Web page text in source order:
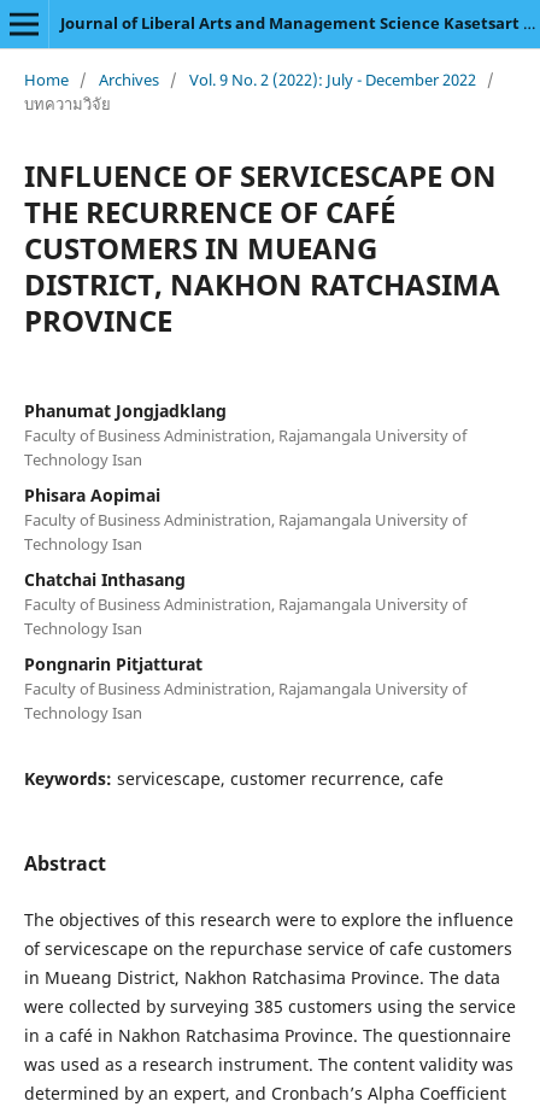
Journal of Liberal Arts and Management Science Kasetsart University
Home / Archives / Vol. 9 No. 2 (2022): July - December 2022 /
บทความวิจัย
INFLUENCE OF SERVICESCAPE ON
THE RECURRENCE OF CAFÉ
CUSTOMERS IN MUEANG
DISTRICT, NAKHON RATCHASIMA
PROVINCE
Phanumat Jongjadklang
Faculty of Business Administration, Rajamangala University of
Technology Isan
Phisara Aopimai
Faculty of Business Administration, Rajamangala University of
Technology Isan
Chatchai Inthasang
Faculty of Business Administration, Rajamangala University of
Technology Isan
Pongnarin Pitjatturat
Faculty of Business Administration, Rajamangala University of
Technology Isan
Keywords: servicescape, customer recurrence, cafe
Abstract
The objectives of this research were to explore the influence
of servicescape on the repurchase service of cafe customers
in Mueang District, Nakhon Ratchasima Province. The data
were collected by surveying 385 customers using the service
in a café in Nakhon Ratchasima Province. The questionnaire
was used as a research instrument. The content validity was
determined by an expert, and Cronbach’s Alpha Coefficient